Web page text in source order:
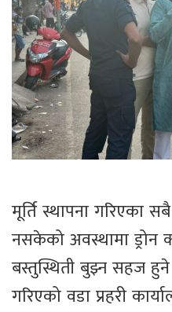
मूर्ति स्थापना गरिएका सबै
नसकेको अवस्थामा ड्रोन
बस्तुस्थिती बुझ्न सहज
गरिएको वडा प्रहरी